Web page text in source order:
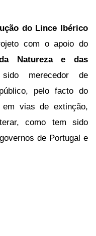
do Lince Ibérico
Natureza e das
merecedor de
pelo facto do
vias de extinção,
como tem sido
de Portugal e